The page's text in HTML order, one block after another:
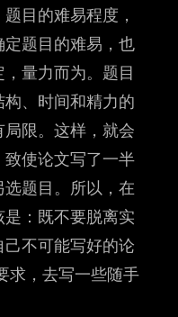
题目的难易程度，
题目的难易，也
量力而为。题目
、时间和精力的
限。这样，就会
使论文写了一半
题目。所以，在
：既不要脱离实
不可能写好的论
求，去写一些随手